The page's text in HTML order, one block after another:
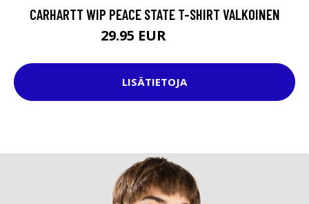
CARHARTT WIP PEACE STATE T-SHIRT VALKOINEN
29.95 EUR
LISÄTIETOJA